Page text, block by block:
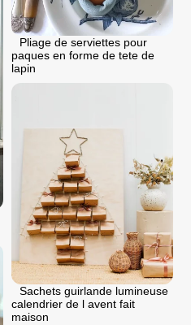
Pliage de serviettes pour
paques en forme de tete de
lapin
Sachets guirlande lumineuse
calendrier de l avent fait
maison